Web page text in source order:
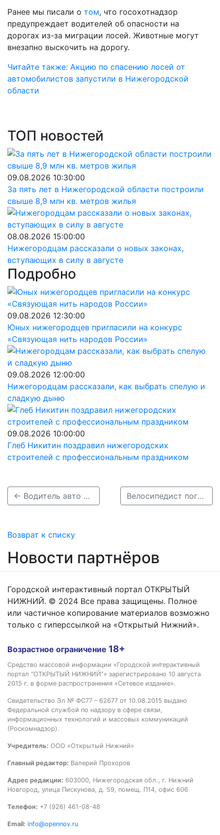
Ранее мы писали о том, что госохотнадзор
предупреждает водителей об опасности на
дорогах из-за миграции лосей. Животные могут
внезапно выскочить на дорогу.
Читайте также: Акцию по спасению лосей от
автомобилистов запустили в Нижегородской
области
ТОП новостей
09.08.2026 10:30:00
За пять лет в Нижегородской области построили
свыше 8,9 млн кв. метров жилья
08.08.2026 15:00:00
Нижегородцам рассказали о новых законах,
вступающих в силу в августе
Подробно
09.08.2026 12:30:00
Юных нижегородцев пригласили на конкурс
«Связующая нить народов России»
09.08.2026 12:00:00
Нижегородцам рассказали, как выбрать спелую и
сладкую дыню
09.08.2026 10:00:00
Глеб Никитин поздравил нижегородских
строителей с профессиональным праздником
← Водитель авто сбил нижегородца и скрылся, а на пострадавшего составили протокол Велосипедист погиб под колесами автомобиля в Выксе →
Возврат к списку
Новости партнёров
Городской интерактивный портал ОТКРЫТЫЙ
НИЖНИЙ. © 2024 Все права защищены. Полное
или частичное копирование материалов возможно
только с гиперссылкой на «Открытый Нижний».
Возрастное ограничение 18+
Средство массовой информации «Городской интерактивный
портал “ОТКРЫТЫЙ НИЖНИЙ”» зарегистрировано 10 августа
2015 г. в форме распространения «Сетевое издание».
Свидетельство Эл № ФС77 – 62677 от 10.08.2015 выдано
Федеральной службой по надзору в сфере связи,
информационных технологий и массовых коммуникаций
(Роскомнадзор).
Учредитель: ООО «Открытый Нижний»
Главный редактор: Валерий Прохоров
Адрес редакции: 603000, Нижегородская обл., г. Нижний
Новгород, улица Пискунова, д. 59, помещ. П14, офис 606
Телефон: +7 (926) 461-08-48
Email: info@opennov.ru